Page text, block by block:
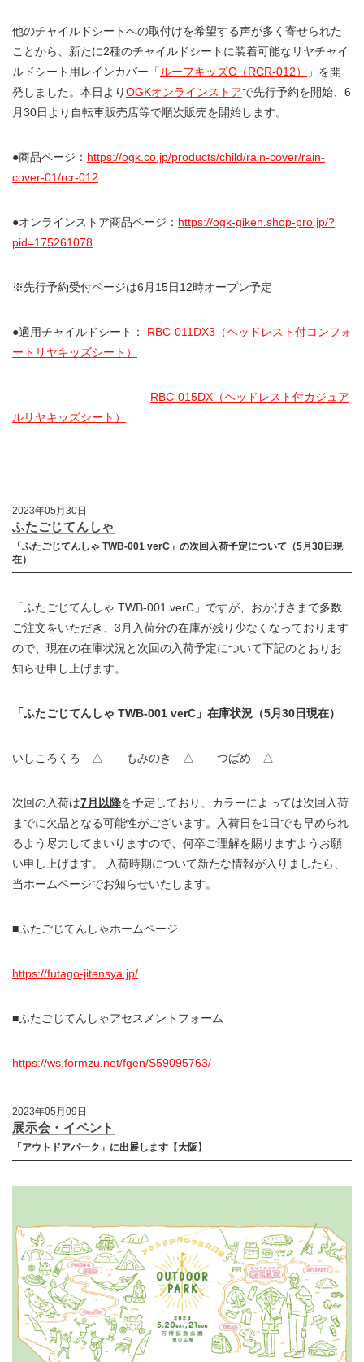
他のチャイルドシートへの取付けを希望する声が多く寄せられた
ことから、新たに2種のチャイルドシートに装着可能なリヤチャイ
ルドシート用レインカバー「ルーフキッズC（RCR-012）
」を開
発しました。 本日よりOGKオンラインストアで先行予約を開始、6
月30日より自転車販売店等で順次販売を開始します。
●商品ページ： https://ogk.co.jp/products/child/rain-cover/rain-
cover-01/rcr-012
●オンラインストア商品ページ： https://ogk-giken.shop-pro.jp/?
pid=175261078
※先行予約受付ページは6月15日12時オープン予定
●適用チャイルドシート： RBC-011DX3（ヘッドレスト付コンフォ
ートリヤキッズシート）
RBC-015DX（ヘッドレスト付カジュア
ルリヤキッズシート）
2023年05月30日
ふたごじてんしゃ
「ふたごじてんしゃ TWB-001 verC」の次回入荷予定について（5月30日現
在）
「ふたごじてんしゃ TWB-001 verC」ですが、おかげさまで多数
ご注文をいただき、3月入荷分の在庫が残り少なくなっております
ので、現在の在庫状況と次回の入荷予定について下記のとおりお
知らせ申し上げます。
「ふたごじてんしゃ TWB-001 verC」在庫状況（5月30日現在）
いしころくろ △ もみのき △ つばめ △
次回の入荷は7月以降を予定しており、カラーによっては次回入荷
までに欠品となる可能性がございます。入荷日を1日でも早められ
るよう尽力してまいりますので、何卒ご理解を賜りますようお願
い申し上げます。 入荷時期について新たな情報が入りましたら、
当ホームページでお知らせいたします。
■ふたごじてんしゃホームページ
https://futago-jitensya.jp/
■ふたごじてんしゃアセスメントフォーム
https://ws.formzu.net/fgen/S59095763/
2023年05月09日
展示会・イベント
「アウトドアパーク」に出展します【大阪】